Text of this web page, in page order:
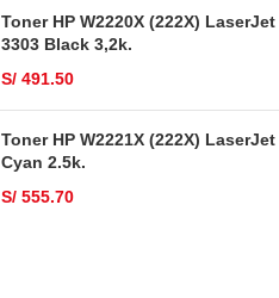
Toner HP W2220X (222X) LaserJet
3303 Black 3,2k.
S/491.50
Toner HP W2221X (222X) LaserJet
Cyan 2.5k.
S/555.70